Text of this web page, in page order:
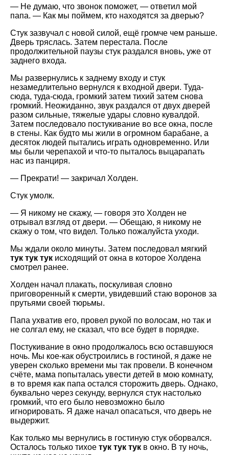
— Не думаю, что звонок поможет, — ответил мой
папа. — Как мы поймем, кто находятся за дверью?
Стук зазвучал с новой силой, ещё громче чем раньше.
Дверь тряслась. Затем перестала. После
продолжительной паузы стук раздался вновь, уже от
заднего входа.
Мы развернулись к заднему входу и стук
незамедлительно вернулся к входной двери. Туда-
сюда, туда-сюда, громкий затем тихий затем снова
громкий. Неожиданно, звук раздался от двух дверей
разом сильные, тяжелые удары словно кувалдой.
Затем последовало постукивание во все окна, после
в стены. Как будто мы жили в огромном барабане, а
десяток людей пытались играть одновременно. Или
мы были черепахой и что-то пыталось выцарапать
нас из панциря.
— Прекрати! — закричал Холден.
Стук умолк.
— Я никому не скажу, — говоря это Холден не
отрывал взгляд от двери. — Обещаю, я никому не
скажу о том, что видел. Только пожалуйста уходи.
Мы ждали около минуты. Затем последовал мягкий
тук тук тук исходящий от окна в которое Холдена
смотрел ранее.
Холден начал плакать, поскуливая словно
приговоренный к смерти, увидевший стаю воронов за
прутьями своей тюрьмы.
Папа ухватив его, провел рукой по волосам, но так и
не солгал ему, не сказал, что все будет в порядке.
Постукивание в окно продолжалось всю оставшуюся
ночь. Мы кое-как обустроились в гостиной, я даже не
уверен сколько времени мы так провели. В конечном
счёте, мама попыталась увести детей в мою комнату,
в то время как папа остался сторожить дверь. Однако,
буквально через секунду, вернулся стук настолько
громкий, что его было невозможно было
игнорировать. Я даже начал опасаться, что дверь не
выдержит.
Как только мы вернулись в гостиную стук оборвался.
Осталось только тихое тук тук тук в окно. В ту ночь,